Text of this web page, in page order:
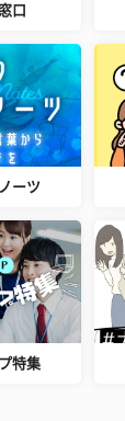
口
ーツ
特集